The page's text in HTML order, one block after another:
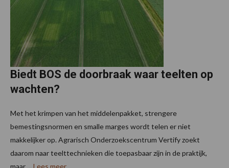
Biedt BOS de doorbraak waar teelten op
wachten?
Met het krimpen van het middelenpakket, strengere
bemestingsnormen en smalle marges wordt telen er niet
makkelijker op. Agrarisch Onderzoekscentrum Vertify zoekt
daarom naar teelttechnieken die toepasbaar zijn in de praktijk,
maar ... Lees meer